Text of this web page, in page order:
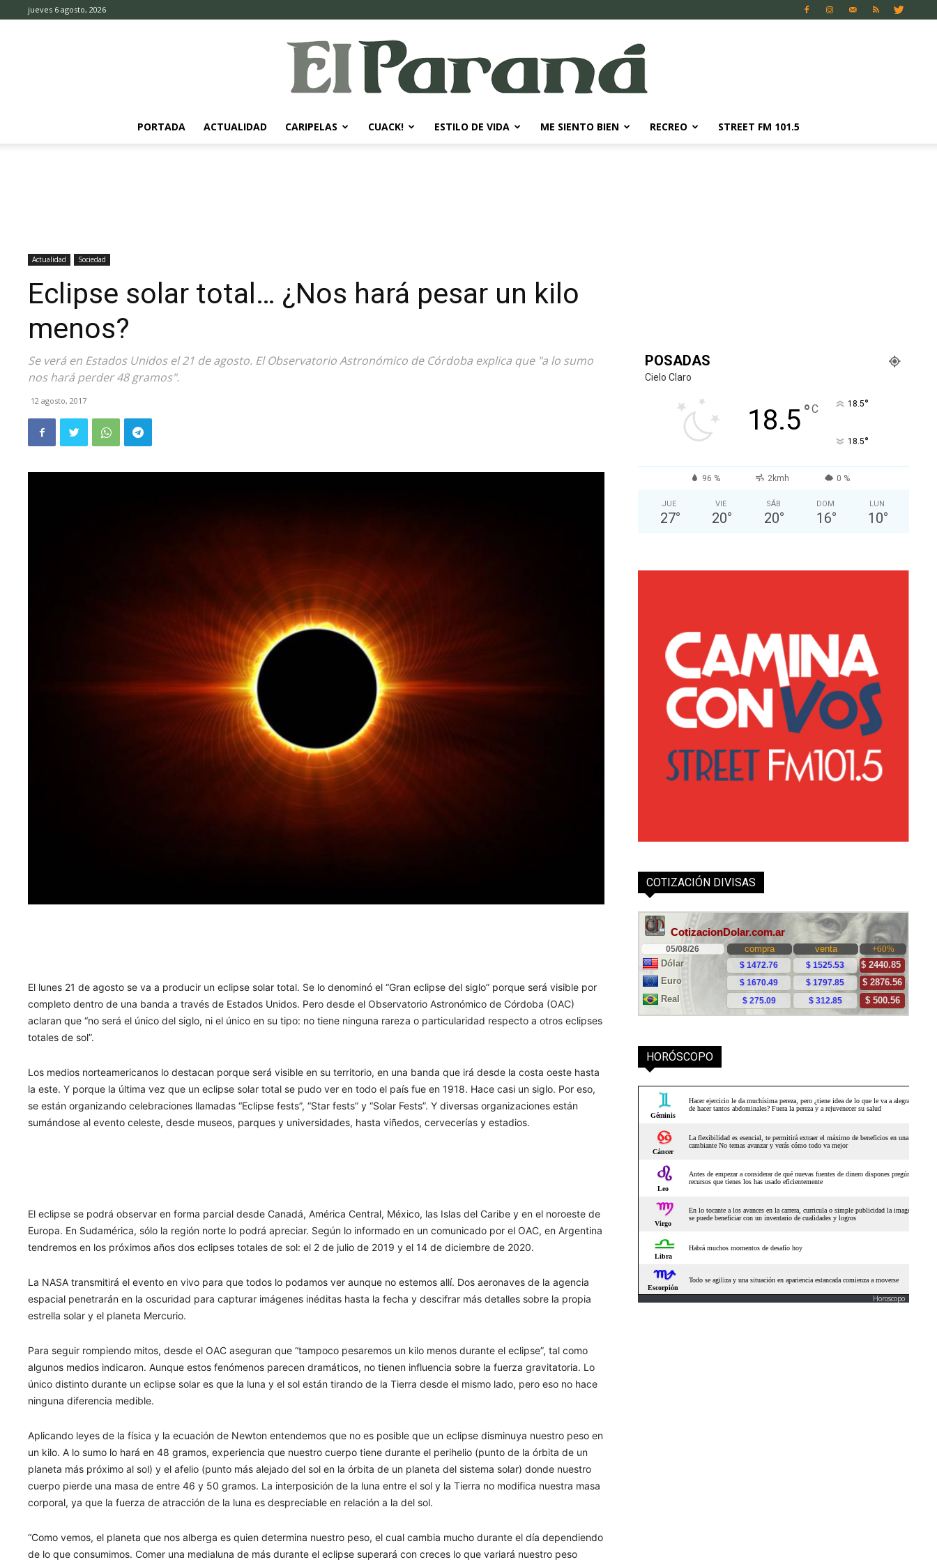
jueves 6 agosto, 2026
PORTADA ACTUALIDAD CARIPELAS CUACK! ESTILO DE VIDA ME SIENTO BIEN RECREO STREET FM 101.5
Actualidad Sociedad
Eclipse solar total… ¿Nos hará pesar un kilo
menos?
Se verá en Estados Unidos el 21 de agosto. El Observatorio Astronómico de Córdoba explica que "a lo sumo
nos hará perder 48 gramos".
12 agosto, 2017
El lunes 21 de agosto se va a producir un eclipse solar total. Se lo denominó el “Gran eclipse del siglo” porque será visible por
completo dentro de una banda a través de Estados Unidos. Pero desde el Observatorio Astronómico de Córdoba (OAC)
aclaran que “no será el único del siglo, ni el único en su tipo: no tiene ninguna rareza o particularidad respecto a otros eclipses
totales de sol”.
Los medios norteamericanos lo destacan porque será visible en su territorio, en una banda que irá desde la costa oeste hasta
la este. Y porque la última vez que un eclipse solar total se pudo ver en todo el país fue en 1918. Hace casi un siglo. Por eso,
se están organizando celebraciones llamadas “Eclipse fests”, “Star fests” y “Solar Fests”. Y diversas organizaciones están
sumándose al evento celeste, desde museos, parques y universidades, hasta viñedos, cervecerías y estadios.
El eclipse se podrá observar en forma parcial desde Canadá, América Central, México, las Islas del Caribe y en el noroeste de
Europa. En Sudamérica, sólo la región norte lo podrá apreciar. Según lo informado en un comunicado por el OAC, en Argentina
tendremos en los próximos años dos eclipses totales de sol: el 2 de julio de 2019 y el 14 de diciembre de 2020.
La NASA transmitirá el evento en vivo para que todos lo podamos ver aunque no estemos allí. Dos aeronaves de la agencia
espacial penetrarán en la oscuridad para capturar imágenes inéditas hasta la fecha y descifrar más detalles sobre la propia
estrella solar y el planeta Mercurio.
Para seguir rompiendo mitos, desde el OAC aseguran que “tampoco pesaremos un kilo menos durante el eclipse”, tal como
algunos medios indicaron. Aunque estos fenómenos parecen dramáticos, no tienen influencia sobre la fuerza gravitatoria. Lo
único distinto durante un eclipse solar es que la luna y el sol están tirando de la Tierra desde el mismo lado, pero eso no hace
ninguna diferencia medible.
Aplicando leyes de la física y la ecuación de Newton entendemos que no es posible que un eclipse disminuya nuestro peso en
un kilo. A lo sumo lo hará en 48 gramos, experiencia que nuestro cuerpo tiene durante el perihelio (punto de la órbita de un
planeta más próximo al sol) y el afelio (punto más alejado del sol en la órbita de un planeta del sistema solar) donde nuestro
cuerpo pierde una masa de entre 46 y 50 gramos. La interposición de la luna entre el sol y la Tierra no modifica nuestra masa
corporal, ya que la fuerza de atracción de la luna es despreciable en relación a la del sol.
“Como vemos, el planeta que nos alberga es quien determina nuestro peso, el cual cambia mucho durante el día dependiendo
de lo que consumimos. Comer una medialuna de más durante el eclipse superará con creces lo que variará nuestro peso
POSADAS
Cielo Claro
18.5°C 18.5°
18.5°
96 % 2kmh 0 %
JUE
27°
VIE
20°
SÁB
20°
DOM
16°
LUN
10°
COTIZACIÓN DIVISAS
HORÓSCOPO
Horoscopo